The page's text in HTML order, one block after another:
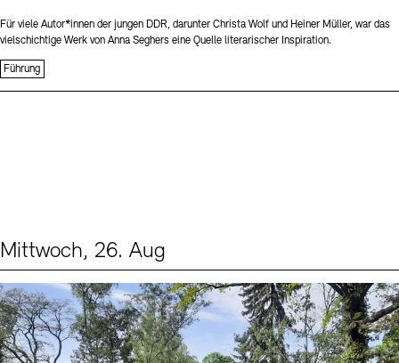
Für viele Autor*innen der jungen DDR, darunter Christa Wolf und Heiner Müller, war das
vielschichtige Werk von Anna Seghers eine Quelle literarischer Inspiration.
Führung
Mittwoch, 26. Aug